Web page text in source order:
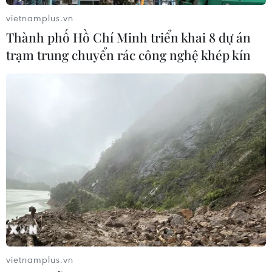
Khởi tố đường dây sản xuất phụ gia
thực phẩm giả quy mô lớn tại Thành
Xem thêm
CƠ QUAN CHỦ QUẢN: THÔNG TẤN XÃ VIỆT NAM
Tổng Biên tập: TRẦN TIẾN DUẨN
vietnamplus.vn
Thành phố Hồ Chí Minh triển khai 8 dự án
trạm trung chuyển rác công nghệ khép kín
vietnamplus.vn